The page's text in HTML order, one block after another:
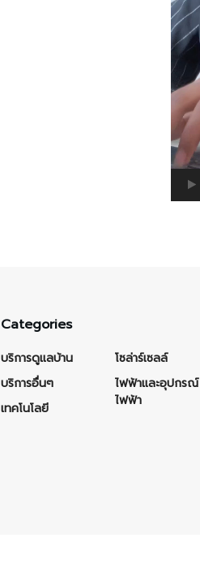
Categories
บริการดูแลบ้าน
บริการอื่นๆ
เทคโนโลยี
โซล่าร์เซลล์
ไฟฟ้าและอุปกรณ์
ไฟฟ้า